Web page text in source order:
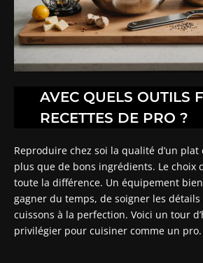
AVEC QUELS OUTILS
RECETTES DE PRO ?
Reproduire chez soi la qualité d’un
plus que de bons ingrédients. Le choix
toute la différence. Un équipement
gagner du temps, de soigner les
cuissons à la perfection. Voici un tour
privilégier pour cuisiner comme un pro.